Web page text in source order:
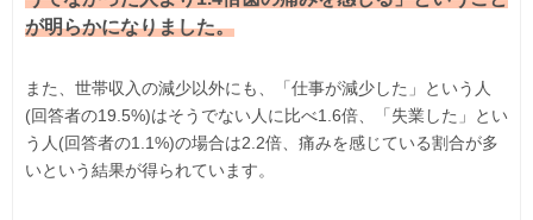
が明らかになりました。
また、世帯収入の減少以外にも、「仕事が減少した」という人
(回答者の19.5%)はそうでない人に比べ1.6倍、「失業した」とい
う人(回答者の1.1%)の場合は2.2倍、痛みを感じている割合が多
いという結果が得られています。